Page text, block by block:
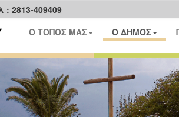
2813-409409
Ο ΤΟΠΟΣ ΜΑΣ Ο ΔΗΜΟΣ